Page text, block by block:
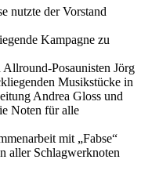
nutzte der Vorstand
Kampagne zu
Posaunisten Jörg
Musikstücke in
Andrea Gloss und
Noten für alle
mit „Fabse“
aller Schlagwerknoten